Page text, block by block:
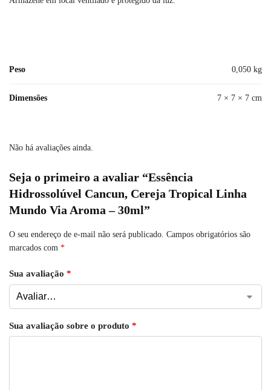
Peso 0,050 kg
Dimensões 7 × 7 × 7 cm
Não há avaliações ainda.
Seja o primeiro a avaliar “Essência
Hidrossolúvel Cancun, Cereja Tropical Linha
Mundo Via Aroma – 30ml”
O seu endereço de e-mail não será publicado. Campos obrigatórios são
marcados com *
Sua avaliação *
Sua avaliação sobre o produto *